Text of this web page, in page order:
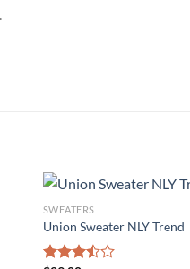
SWEATERS
Union Sweater NLY Trend